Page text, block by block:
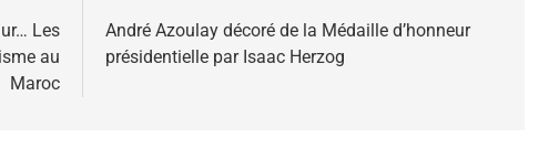
Les
au
Maroc
André Azoulay décoré de la Médaille d’honneur
présidentielle par Isaac Herzog
– Jacques Hadida